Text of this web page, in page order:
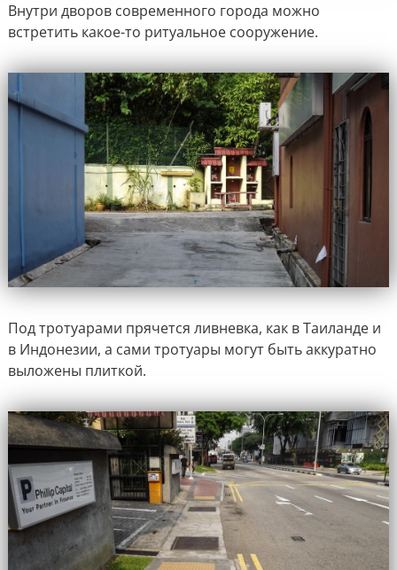
Внутри дворов современного города можно
встретить какое-то ритуальное сооружение.
Под тротуарами прячется ливневка, как в Таиланде и
в Индонезии, а сами тротуары могут быть аккуратно
выложены плиткой.